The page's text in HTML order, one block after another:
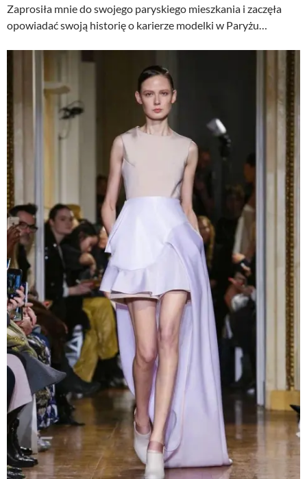
Zaprosiła mnie do swojego paryskiego mieszkania i zaczęła
opowiadać swoją historię o karierze modelki w Paryżu…